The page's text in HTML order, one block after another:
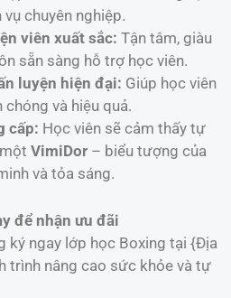
chuyên nghiệp.
viên xuất sắc: Tận tâm, giàu
sẵn sàng hỗ trợ học viên.
luyện hiện đại: Giúp học viên
và hiệu quả.
cấp: Học viên sẽ cảm thấy tự
VimiDor – biểu tượng của
và tỏa sáng.
để nhận ưu đãi
ký ngay lớp học Boxing tại {Địa
trình nâng cao sức khỏe và tự